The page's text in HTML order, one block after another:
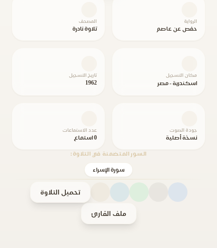
الرواية
حفص عن عاصم
المصحف
تلاوة نادرة
مكان التسجيل
اسكندرية - مصر
تاريخ التسجيل
1962
جودة الصوت
نسخة أصلية
عدد الاستماعات
0 استماع
السور المتضمنة في التلاوة:
سورة الإسراء
تحميل التلاوة
ملف القارئ